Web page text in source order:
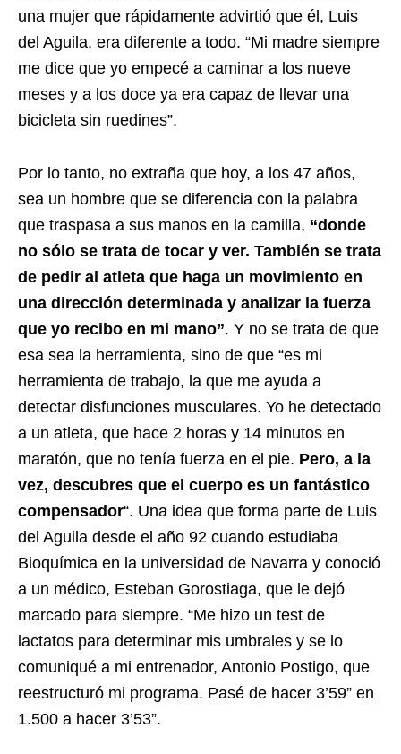
una mujer que rápidamente advirtió que él, Luis
del Aguila, era diferente a todo. “Mi madre siempre
me dice que yo empecé a caminar a los nueve
meses y a los doce ya era capaz de llevar una
bicicleta sin ruedines”.
Por lo tanto, no extraña que hoy, a los 47 años,
sea un hombre que se diferencia con la palabra
que traspasa a sus manos en la camilla, “donde
no sólo se trata de tocar y ver. También se trata
de pedir al atleta que haga un movimiento en
una dirección determinada y analizar la fuerza
que yo recibo en mi mano”. Y no se trata de que
esa sea la herramienta, sino de que “es mi
herramienta de trabajo, la que me ayuda a
detectar disfunciones musculares. Yo he detectado
a un atleta, que hace 2 horas y 14 minutos en
maratón, que no tenía fuerza en el pie. Pero, a la
vez, descubres que el cuerpo es un fantástico
compensador“. Una idea que forma parte de Luis
del Aguila desde el año 92 cuando estudiaba
Bioquímica en la universidad de Navarra y conoció
a un médico, Esteban Gorostiaga, que le dejó
marcado para siempre. “Me hizo un test de
lactatos para determinar mis umbrales y se lo
comuniqué a mi entrenador, Antonio Postigo, que
reestructuró mi programa. Pasé de hacer 3’59” en
1.500 a hacer 3’53”.